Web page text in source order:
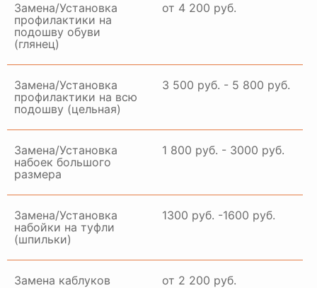
Замена/Установка
профилактики на
подошву обуви
(глянец)
от 4 200 руб.
Замена/Установка
профилактики на всю
подошву (цельная)
3 500 руб. - 5 800 руб.
Замена/Установка
набоек большого
размера
1 800 руб. - 3000 руб.
Замена/Установка
набойки на туфли
(шпильки)
1300 руб. -1600 руб.
Замена каблуков от 2 200 руб.